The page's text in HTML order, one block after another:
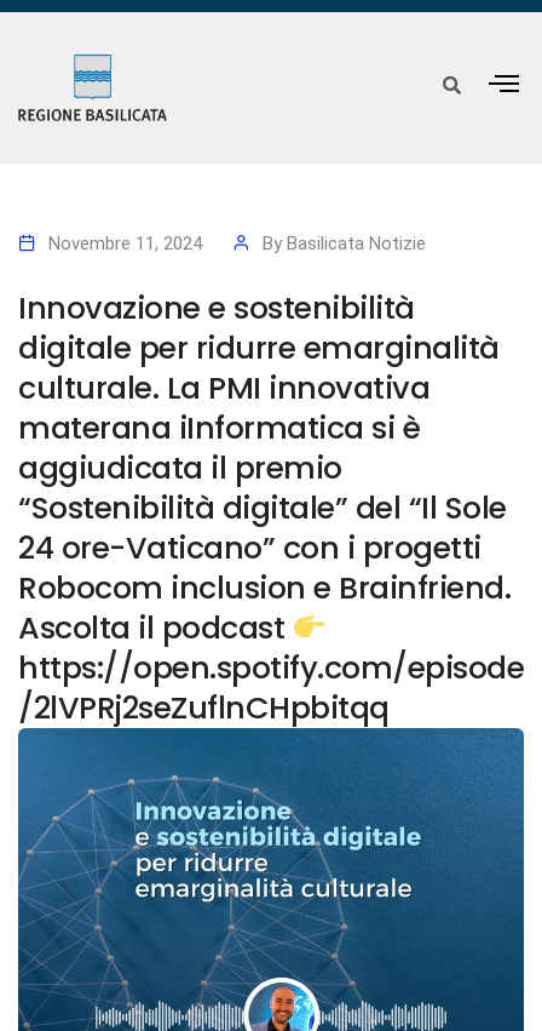
Novembre 11, 2024 By Basilicata Notizie
Innovazione e sostenibilità
digitale per ridurre emarginalità
culturale. La PMI innovativa
materana iInformatica si è
aggiudicata il premio
“Sostenibilità digitale” del “Il Sole
24 ore-Vaticano” con i progetti
Robocom inclusion e Brainfriend.
Ascolta il podcast
https://open.spotify.com/episode
/2lVPRj2seZuflnCHpbitqq